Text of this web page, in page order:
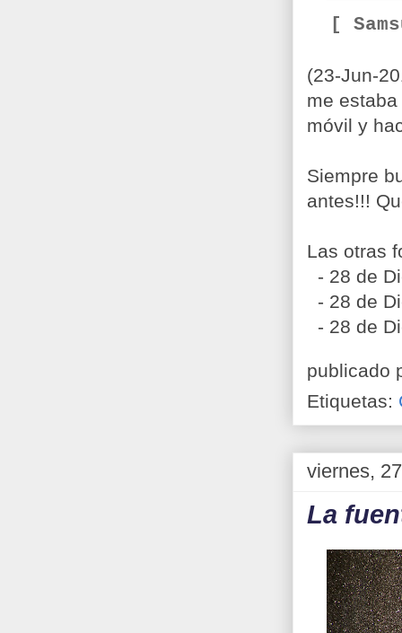
[
(23-Jun-
me
móvil y
Siempre
antes!!!
Las otras
- 28 de
- 28 de
- 28 de
publicado
Etiquetas:
viernes,
La